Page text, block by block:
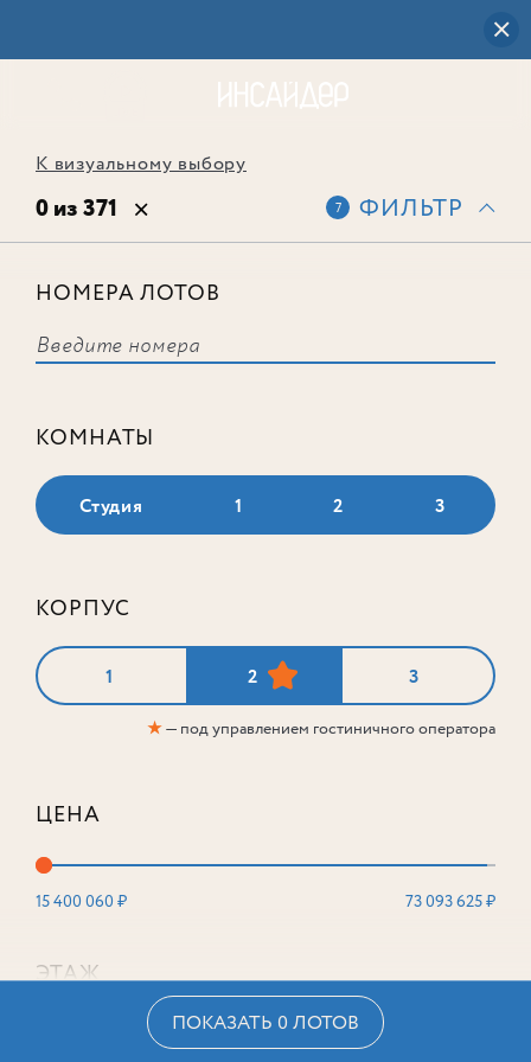
К визуальному выбору
0 из 371 7 ФИЛЬТР
НОМЕРА ЛОТОВ
КОМНАТЫ
Студия 1 2 3
КОРПУС
1 2 3
★— под управлением гостиничного оператора
ЦЕНА
15 400 060 ₽ 73 093 625 ₽
ЭТАЖ
ПОКАЗАТЬ 0 ЛОТОВ
соответствует ни одного лота